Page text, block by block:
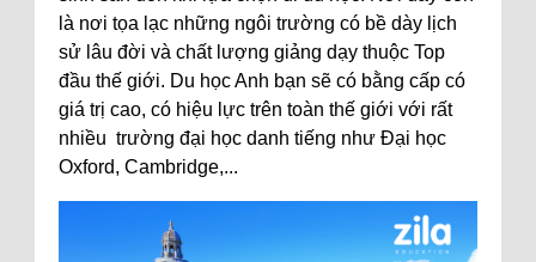
là nơi tọa lạc những ngôi trường có bề dày lịch
sử lâu đời và chất lượng giảng dạy thuộc Top
đầu thế giới. Du học Anh bạn sẽ có bằng cấp có
giá trị cao, có hiệu lực trên toàn thế giới với rất
nhiều trường đại học danh tiếng như Đại học
Oxford, Cambridge,...